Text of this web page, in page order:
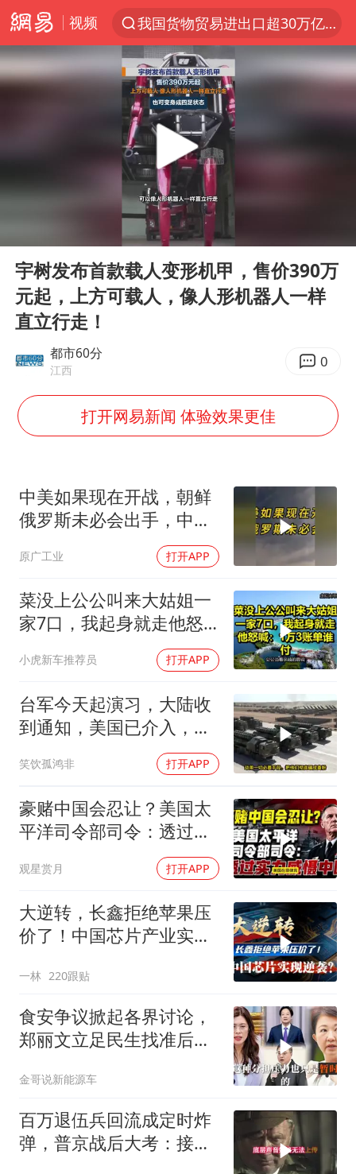
视频
我国货物贸易进出口超30万亿元
上半年我国机械工业经济运行稳中有进
官方通报教师招聘笔试前13名被淘汰
台风白海豚加强
“立秋的第一杯奶茶”又爆单了
A股三大股指收涨
泰国枪击案凶手先杀祖父母后行凶
宇树科技中一签需缴款7.54万元
“新疆阿勒泰八月能滑雪”不实
公司“上四休三”但要降薪1000元
东方之约 相约未来
Play
宇树发布首款载人变形机甲，售价390万
元起，上方可载人，像人形机器人一样
直立行走！
都市60分
江西 0
打开网易新闻 体验效果更佳
中美如果现在开战，朝鲜
俄罗斯未必会出手，中国
原广工业 打开APP
菜没上公公叫来大姑姐一
家7口，我起身就走他怒
喊：1万3账单谁付
小虎新车推荐员 打开APP
台军今天起演习，大陆收
到通知，美国已介入，日
笑饮孤鸿非 打开APP
豪赌中国会忍让？美国太
平洋司令部司令：透过实
观星赏月 打开APP
大逆转，长鑫拒绝苹果压
价了！中国芯片产业实现
一林 220跟贴
食安争议掀起各界讨论，
郑丽文立足民生找准后续
金哥说新能源车
百万退伍兵回流成定时炸
弹，普京战后大考：接不